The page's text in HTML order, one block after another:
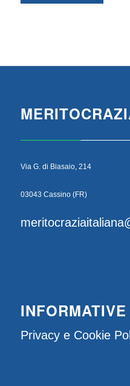
Via G. di Biasaio, 214
03043 Cassino (FR)
INFORMATIVE
Privacy e Cookie